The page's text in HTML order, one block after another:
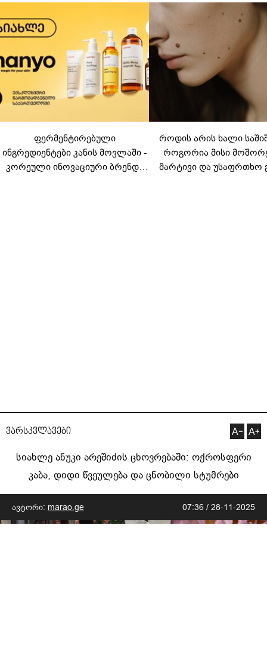
ფერმენტირებული
ინგრედიენტები კანის მოვლაში -
კორეული ინოვაციური ბრენდი
როდის არის ხალი
როგორია მისი
მარტივი და უსაფრთხო
ვარსკვლავები
სიახლე ანუკი არეშიძის ცხოვრებაში: ოქროსფერი
კაბა, დიდი წვეულება და ცნობილი სტუმრები
ავტორი: marao.ge 07:36 / 28-11-2025